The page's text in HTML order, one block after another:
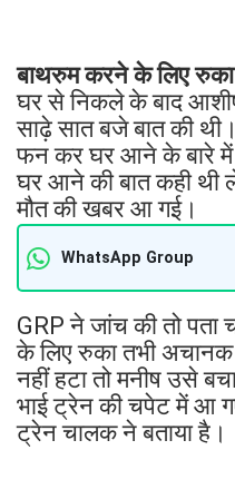
बाथरुम करने के लिए
घर से निकले के बाद
साढ़े सात बजे बात की
फन कर घर आने के बारे में
घर आने की बात कही थी
मौत की खबर आ गई।
WhatsApp Group
GRP ने जांच की तो
के लिए रुका तभी
नहीं हटा तो मनीष उसे
भाई ट्रेन की चपेट में आ
ट्रेन चालक ने बताया है।